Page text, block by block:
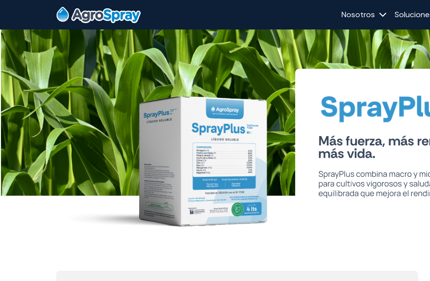
Nosotros